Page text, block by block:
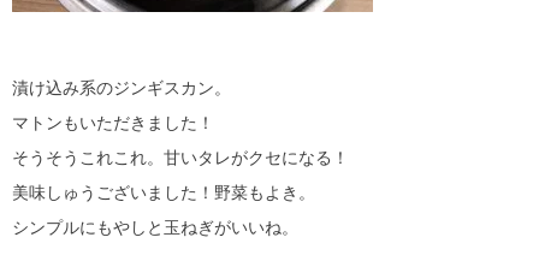
漬け込み系のジンギスカン。
マトンもいただきました！
そうそうこれこれ。甘いタレがクセになる！
美味しゅうございました！野菜もよき。
シンプルにもやしと玉ねぎがいいね。